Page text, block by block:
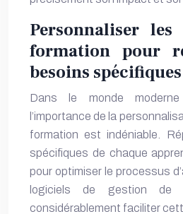
Personnaliser
formation pour
besoins spécifiques
Dans le monde
l’importance de la
formation est indéniable.
spécifiques de chaque
pour optimiser le processus
logiciels de gestion de
considérablement faciliter